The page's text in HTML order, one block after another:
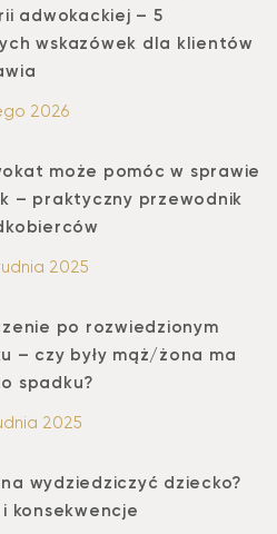
adwokackiej – 5
wskazówek dla klientów
2026
może pomóc w sprawie
– praktyczny przewodnik
2025
po rozwiedzionym
– czy były mąż/żona ma
spadku?
2025
wydziedziczyć dziecko?
konsekwencje